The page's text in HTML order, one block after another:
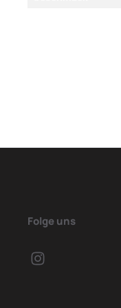
Folge uns